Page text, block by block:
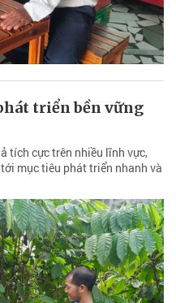
triển bền vững
tích cực trên nhiều lĩnh vực,
mục tiêu phát triển nhanh và